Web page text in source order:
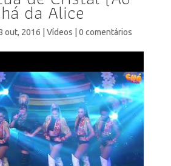
da Alice
out, 2016 Vídeos 0 comentários